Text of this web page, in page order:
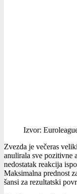
Izvor:
Zvezda je večeras
anulirala sve pozitivne
nedostatak reakcija
Maksimalna prednost
šansi za rezultatski